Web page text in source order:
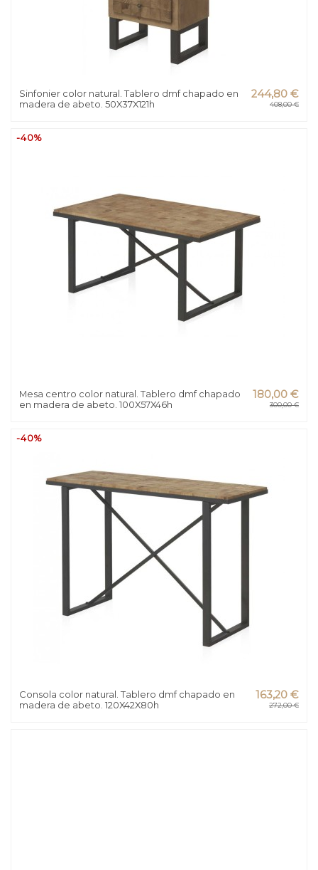
Sinfonier color natural. Tablero dmf chapado en
madera de abeto. 50X37X121h
244,80 €
408,00 €
-40%
Mesa centro color natural. Tablero dmf chapado
en madera de abeto. 100X57X46h
180,00 €
300,00 €
-40%
Consola color natural. Tablero dmf chapado en
madera de abeto. 120X42X80h
163,20 €
272,00 €